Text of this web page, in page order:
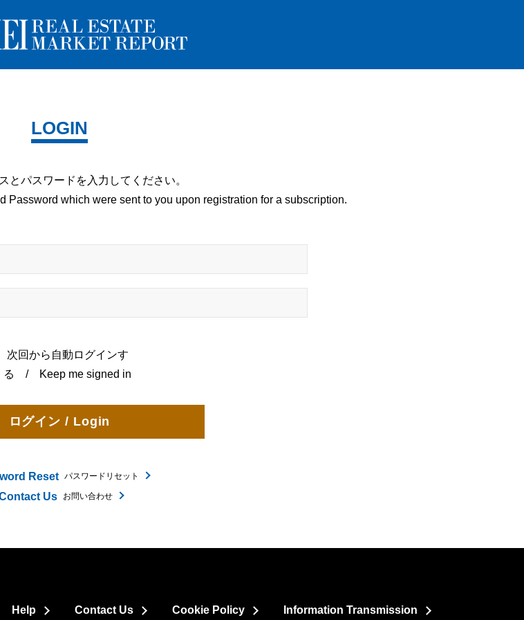
LOGIN
とパスワードを 入力してください。
Password which were sent to you upon registration for a subscription.
次回から自動ログインす
る / Keep me signed in
Reset パスワードリセット
Us お問い合わせ
Help Contact Us Cookie Policy Information Transmission